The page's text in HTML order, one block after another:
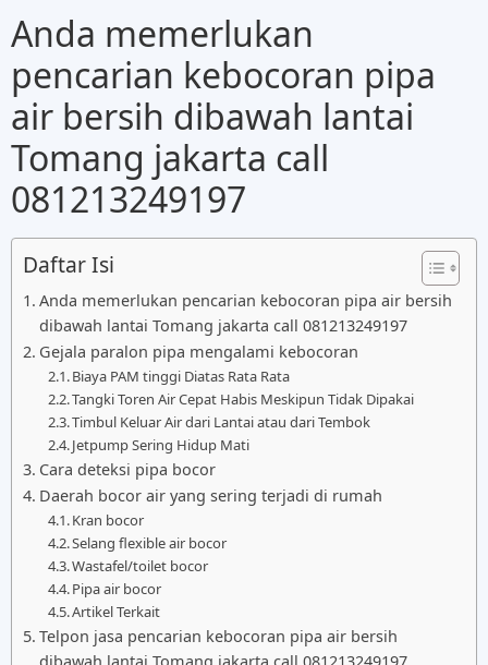
Anda memerlukan
pencarian kebocoran pipa
air bersih dibawah lantai
Tomang jakarta call
081213249197
Daftar Isi
Anda memerlukan pencarian kebocoran pipa air bersih
dibawah lantai Tomang jakarta call 081213249197
Gejala paralon pipa mengalami kebocoran
Biaya PAM tinggi Diatas Rata Rata
Tangki Toren Air Cepat Habis Meskipun Tidak Dipakai
Timbul Keluar Air dari Lantai atau dari Tembok
Jetpump Sering Hidup Mati
Cara deteksi pipa bocor
Daerah bocor air yang sering terjadi di rumah
Kran bocor
Selang flexible air bocor
Wastafel/toilet bocor
Pipa air bocor
Artikel Terkait
Telpon jasa pencarian kebocoran pipa air bersih